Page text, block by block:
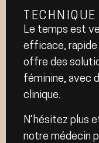
Le temps est
efficace,
offre des
féminine, avec
clinique.
N’hésitez plus
notre médecin